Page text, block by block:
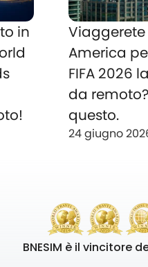
in
Viaggerete
America
FIFA 2026
da
questo.
24 giugno
BNESIM è il vincitore